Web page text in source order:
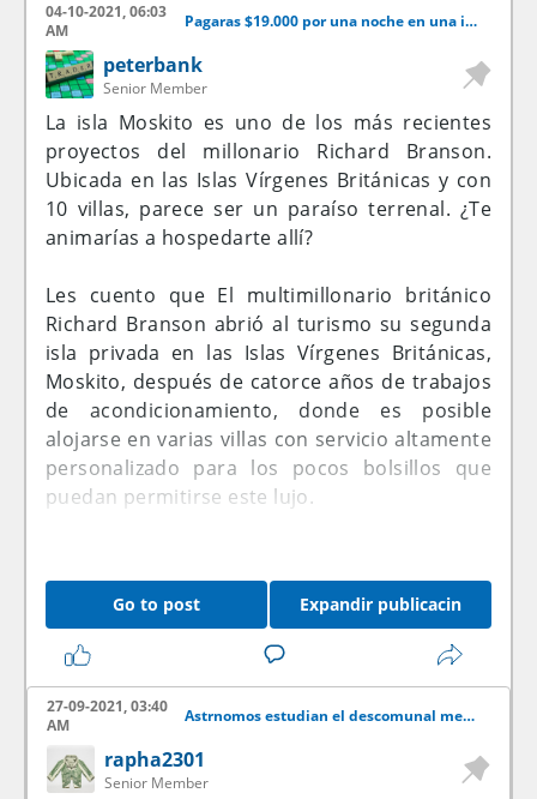
04-10-2021, 06:03
AM
Pagaras $19.000 por una noche en una isla?
peterbank
Senior Member
La isla Moskito es uno de los más recientes
proyectos del millonario Richard Branson.
Ubicada en las Islas Vírgenes Británicas y con
10 villas, parece ser un paraíso terrenal. ¿Te
animarías a hospedarte allí?
Les cuento que El multimillonario británico
Richard Branson abrió al turismo su segunda
isla privada en las Islas Vírgenes Británicas,
Moskito, después de catorce años de trabajos
de acondicionamiento, donde es posible
alojarse en varias villas con servicio altamente
personalizado para los pocos bolsillos que
puedan permitirse este lujo.
pueden desde este sábado alquilar un lugar
único en el corazón de las Islas Vírgenes
Británicas, en una propiedad del
multimillonario Richard Branson.
Moskito está a solamente 35 minutos en
avioneta de la capital puertorriqueña al
aeropuerto de Tortola, parte de las Islas
Go to post Expandir publicacin
27-09-2021, 03:40
AM
Astrnomos estudian el descomunal megacometa que se acerca a la Tierra
rapha2301
Senior Member